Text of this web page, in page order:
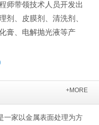
师带领技术人员开发出
剂、皮膜剂、清洗剂、
膏、电解抛光液等产
+MORE
家以金属表面处理为方